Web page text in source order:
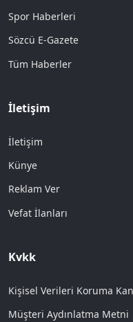
Spor Haberleri
Sözcü E-Gazete
Tüm Haberler
İletişim
İletişim
Künye
Reklam Ver
Vefat İlanları
Kvkk
Kişisel Verileri Koruma
Müşteri Aydınlatma Metni